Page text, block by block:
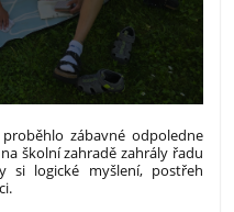
zábavné odpoledne
školní zahradě zahrály řadu
si logické myšlení, postřeh